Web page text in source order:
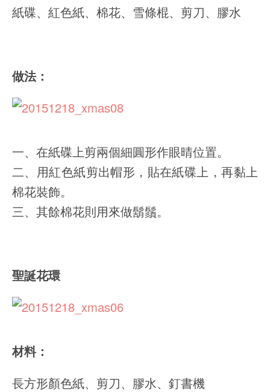
紙碟、紅色紙、棉花、雪條棍、剪刀、膠水
做法：
一、在紙碟上剪兩個細圓形作眼晴位置。
二、用紅色紙剪出帽形，貼在紙碟上，再黏上
棉花裝飾。
三、其餘棉花則用來做鬍鬚。
聖誕花環
材料：
長方形顏色紙、剪刀、膠水、釘書機